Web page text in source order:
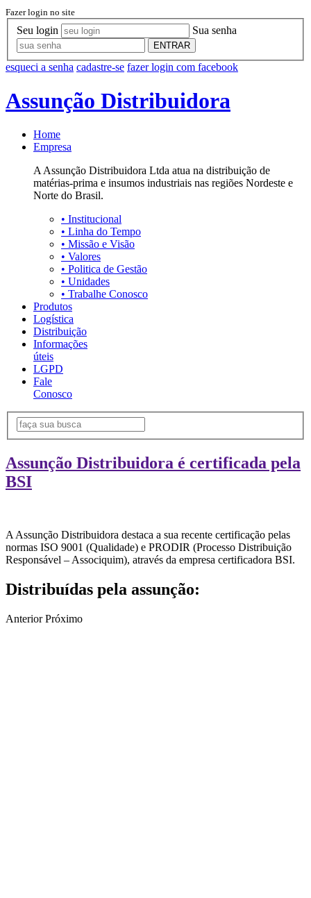
Fazer login no site
Seu login Sua senha
ENTRAR
esqueci a senha cadastre-se fazer login com facebook
Assunção Distribuidora
Home
Empresa
A Assunção Distribuidora Ltda atua na distribuição de
matérias-prima e insumos industriais nas regiões Nordeste e
Norte do Brasil.
• Institucional
• Linha do Tempo
• Missão e Visão
• Valores
• Politica de Gestão
• Unidades
• Trabalhe Conosco
Produtos
Logística
Distribuição
Informações
úteis
LGPD
Fale
Conosco
Assunção Distribuidora é certificada pela
BSI
A Assunção Distribuidora destaca a sua recente certificação pelas
normas ISO 9001 (Qualidade) e PRODIR (Processo Distribuição
Responsável – Associquim), através da empresa certificadora BSI.
Distribuídas pela assunção:
Anterior Próximo